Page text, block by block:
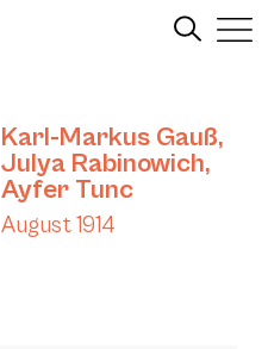
Karl-Markus Gauß,
Julya Rabinowich,
Ayfer Tunc
August 1914